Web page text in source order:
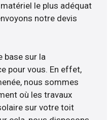
le plus adéquat
notre devis
base sur la
pour vous. En effet,
nous sommes
où les travaux
sur votre toit